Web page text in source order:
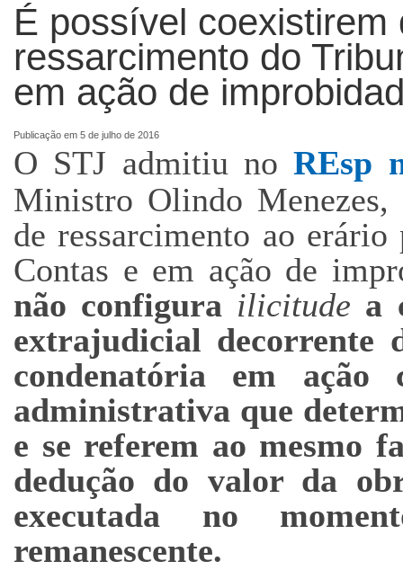
É possível
ressarcimento do
em ação de
Publicação em 5 de julho de 2016
O STJ admitiu noREsp
Ministro Olindo Menezes,
de ressarcimento ao
Contas e em ação de
não configura ilicitude a
extrajudicial decorrente
condenatória em
administrativa que
e se referem ao mesmo
dedução do valor da
executada no
remanescente.